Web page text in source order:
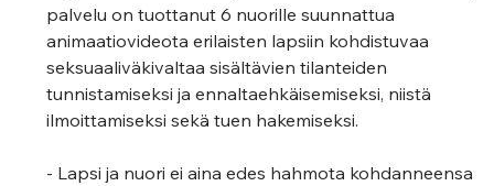
palvelu on tuottanut 6 nuorille suunnattua
animaatiovideota erilaisten lapsiin kohdistuvaa
seksuaaliväkivaltaa sisältävien tilanteiden
tunnistamiseksi ja ennaltaehkäisemiseksi, niistä
ilmoittamiseksi sekä tuen hakemiseksi.
- Lapsi ja nuori ei aina edes hahmota kohdanneensa